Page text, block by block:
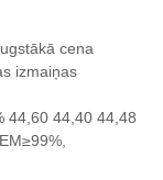
cena
izmaiņas
44,60 44,40 44,48